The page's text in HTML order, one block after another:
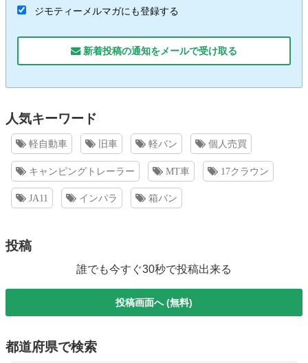
ジモティーメルマガにも登録する
新着投稿の通知をメールで受け取る
人気キーワード
軽自動車 旧車 軽バン 個人売買
キャンピングトレーラー MT車 17クラウン
JA11 インパラ 箱バン
投稿
誰でも今すぐ30秒で投稿出来る
投稿画面へ (無料)
都道府県で検索